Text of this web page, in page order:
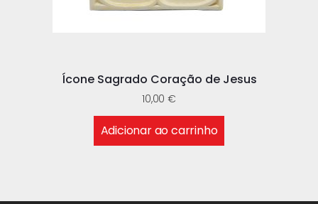
Ícone Sagrado Coração de Jesus
10,00 €
Adicionar ao carrinho